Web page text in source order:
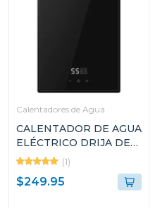
Calentadores de Agua
CALENTADOR DE AGUA
ELÉCTRICO DRIJA DE
13.4L INVERTER
(1)
$249.95